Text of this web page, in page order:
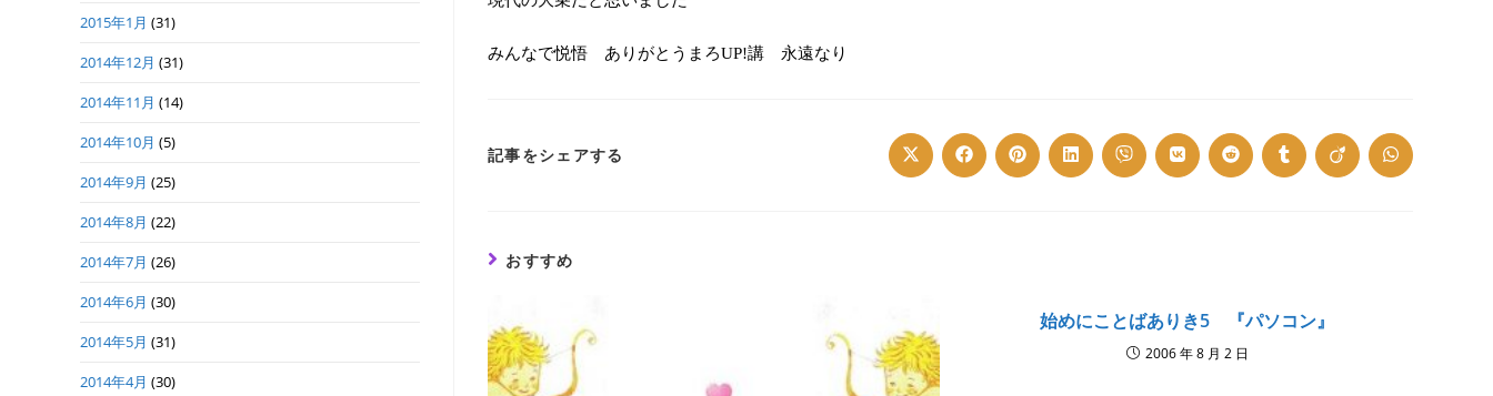
みんなで悦悟 ありがとうまろUP!講 永遠なり
記事をシェアする Opens
in
Opens
in
Opens
in
Opens
in
Opens
in
Opens
in
Opens
in
Opens
in
Opens
in
Opens
in
おすすめ
始めにことばありき5 『パソコン』
2006 年 8 月 2 日
2015年1月 (31)
2014年12月 (31)
2014年11月 (14)
2014年10月 (5)
2014年9月 (25)
2014年8月 (22)
2014年7月 (26)
2014年6月 (30)
2014年5月 (31)
2014年4月 (30)